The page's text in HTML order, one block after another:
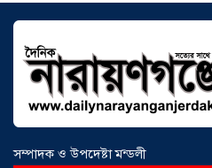
সম্পাদক ও উপদেষ্টা মন্ডলী